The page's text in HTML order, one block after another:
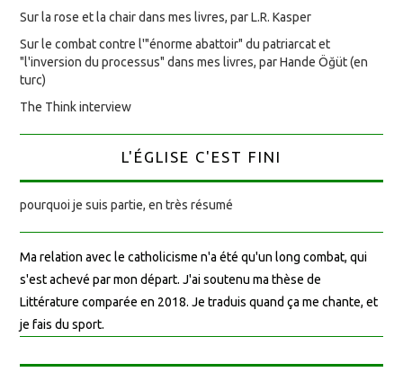
Sur la rose et la chair dans mes livres, par L.R. Kasper
Sur le combat contre l'"énorme abattoir" du patriarcat et
"l'inversion du processus" dans mes livres, par Hande Öğüt (en
turc)
The Think interview
L'ÉGLISE C'EST FINI
pourquoi je suis partie, en très résumé
Ma relation avec le catholicisme n'a été qu'un long combat, qui
s'est achevé par mon départ. J'ai soutenu ma thèse de
Littérature comparée en 2018. Je traduis quand ça me chante, et
je fais du sport.